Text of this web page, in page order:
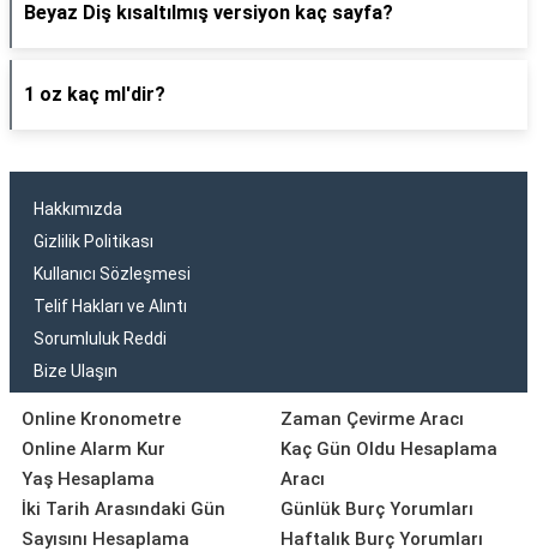
Beyaz Diş kısaltılmış versiyon kaç sayfa?
1 oz kaç ml'dir?
Hakkımızda
Gizlilik Politikası
Kullanıcı Sözleşmesi
Telif Hakları ve Alıntı
Sorumluluk Reddi
Bize Ulaşın
Online Kronometre
Online Alarm Kur
Yaş Hesaplama
İki Tarih Arasındaki Gün
Sayısını Hesaplama
Zaman Çevirme Aracı
Kaç Gün Oldu Hesaplama
Aracı
Günlük Burç Yorumları
Haftalık Burç Yorumları